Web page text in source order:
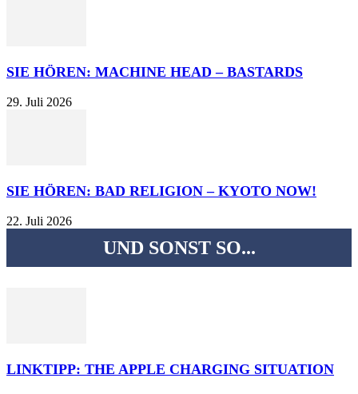
SIE HÖREN: MACHINE HEAD – BASTARDS
29. Juli 2026
SIE HÖREN: BAD RELIGION – KYOTO NOW!
22. Juli 2026
UND SONST SO...
LINKTIPP: THE APPLE CHARGING SITUATION